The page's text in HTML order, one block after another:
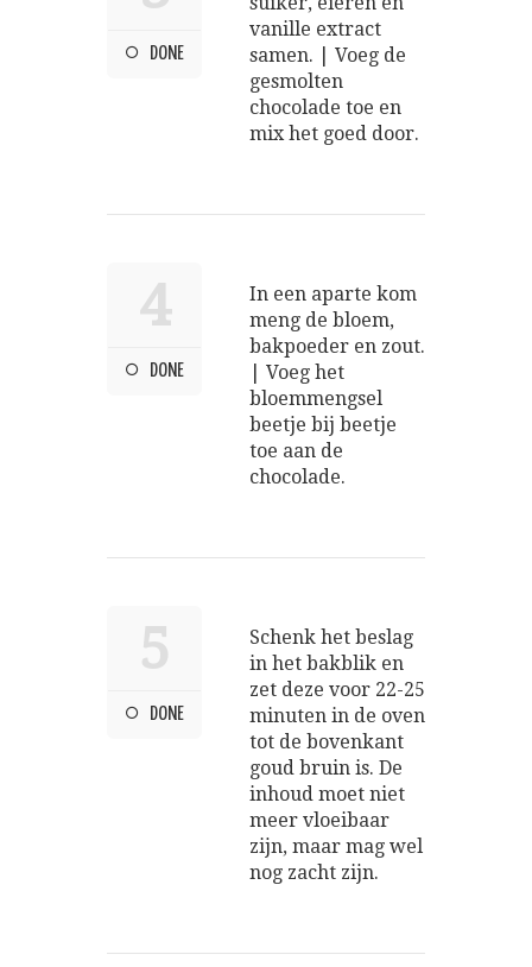
DONE
vanille extract
samen. | Voeg de
gesmolten
chocolade toe en
mix het goed door.
4
DONE
In een aparte kom
meng de bloem,
bakpoeder en zout.
| Voeg het
bloemmengsel
beetje bij beetje
toe aan de
chocolade.
5
DONE
Schenk het beslag
in het bakblik en
zet deze voor 22-25
minuten in de oven
tot de bovenkant
goud bruin is. De
inhoud moet niet
meer vloeibaar
zijn, maar mag wel
nog zacht zijn.